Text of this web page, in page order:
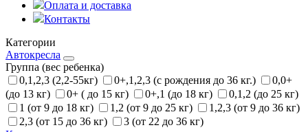
Оплата и доставка
Контакты
Категории
Автокресла
Группа (вес ребенка)
0,1,2,3 (2,2-55кг)
0+,1,2,3 (с рождения до 36 кг.)
0,0+
(до 13 кг)
0+ ( до 15 кг) 0+,1 (до 18 кг)
0,1,2 (до 25 кг)
1 (от 9 до 18 кг)
1,2 (от 9 до 25 кг)
1,2,3 (от 9 до 36 кг)
2,3 (от 15 до 36 кг)
3 (от 22 до 36 кг)